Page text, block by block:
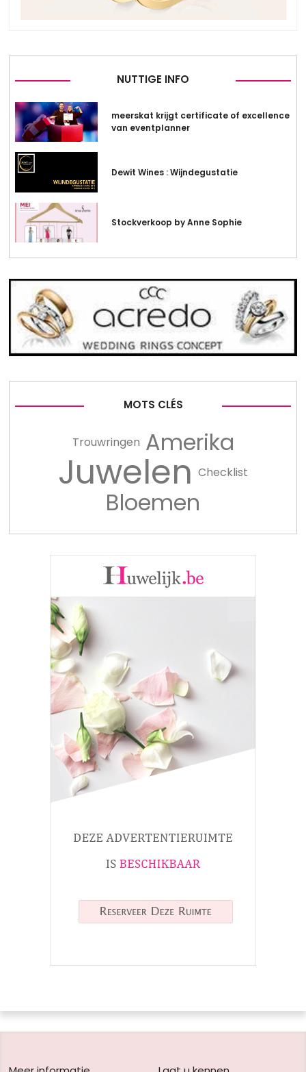
NUTTIGE INFO
meerskat krijgt certificate of excellence
van eventplanner
Dewit Wines : Wijndegustatie
Stockverkoop by Anne Sophie
MOTS CLÉS
Trouwringen Amerika
Juwelen Checklist
Bloemen